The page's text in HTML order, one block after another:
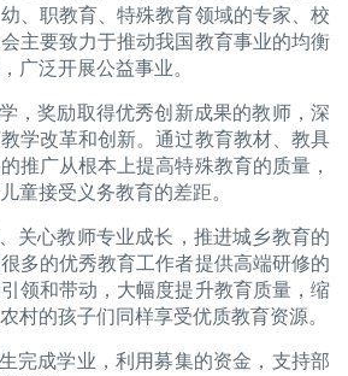
、职教育、特殊教育领域的专家、校
主要致力于推动我国教育事业的均衡
广泛开展公益事业。
奖励取得优秀创新成果的教师，深
学改革和创新。通过教育教材、教具
推广从根本上提高特殊教育的质量，
童接受义务教育的差距。
心教师专业成长，推进城乡教育的
多的优秀教育工作者提供高端研修的
领和带动，大幅度提升教育质量，缩
村的孩子们同样享受优质教育资源。
成学业，利用募集的资金，支持部